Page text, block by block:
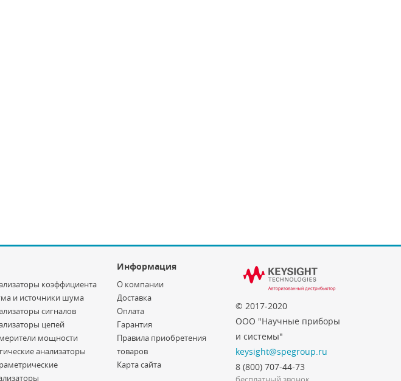
Информация
© 2017-2020
ООО "Научные приборы
и системы"
keysight@spegroup.ru
8 (800) 707-44-73
коэффициента
и источники шума
сигналов
цепей
мощности
анализаторы
О компании
Доставка
Оплата
Гарантия
Правила приобретения
товаров
Карта сайта